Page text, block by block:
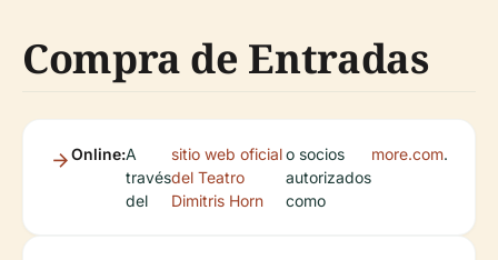
Compra de Entradas
Online:A
través
del
sitio web oficial
del Teatro
Dimitris Horn
o socios
autorizados
como
more.com.